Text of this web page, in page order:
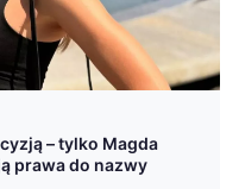
– tylko Magda
prawa do nazwy